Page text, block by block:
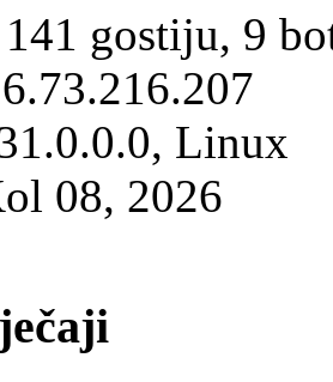
gostiju, 9
Linux
08, 2026